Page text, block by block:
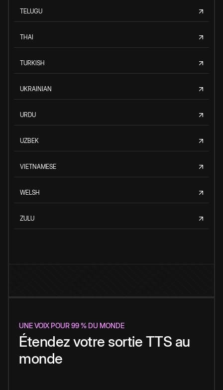
TELUGU
THAI
TURKISH
UKRAINIAN
URDU
UZBEK
VIETNAMESE
WELSH
ZULU
UNE VOIX POUR 99 % DU MONDE
Étendez votre sortie TTS au
monde